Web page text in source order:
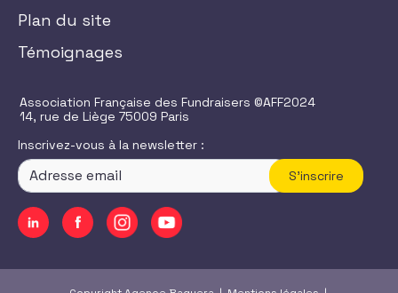
Plan du site
Témoignages
Association Française des Fundraisers ©AFF2024
14, rue de Liège 75009 Paris
Inscrivez-vous à la newsletter :
S'inscrire